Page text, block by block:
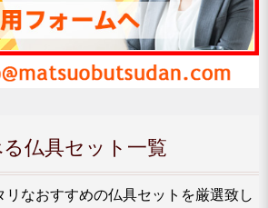
仏具セット一覧
リなおすすめの仏具セットを厳選致し